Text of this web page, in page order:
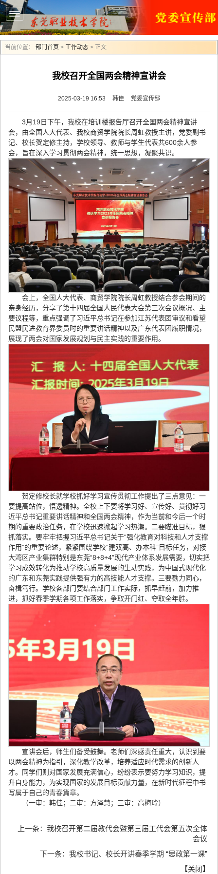
当前位置： 部门首页 > 工作动态 > 正文
我校召开全国两会精神宣讲会
2025-03-19 16:53 韩佳 党委宣传部
3月19日下午，我校在培训楼报告厅召开全国两会精神宣讲
会，由全国人大代表、我校商贸学院院长周虹教授主讲，党委副书
记、校长贺定修主持，学校领导、教师与学生代表共600余人参
会，旨在深入学习贯彻两会精神，统一思想，凝聚共识。
会上，全国人大代表、商贸学院院长周虹教授结合参会期间的
亲身经历，分享了第十四届全国人民代表大会第三次会议概况、主
要议程等，重点强调了习近平总书记在参加江苏代表团审议和看望
民盟民进教育界委员时的重要讲话精神以及广东代表团履职情况，
展现了两会对国家发展规划与民主实践的重要作用。
贺定修校长就学校抓好学习宣传贯彻工作提出了三点意见：一
要提高站位，悟透精神。全校上下要将学习好、宣传好、贯彻好习
近平总书记重要讲话精神和全国两会精神，作为当前和今后一个时
期的重要政治任务，在学校迅速掀起学习热潮。二要瞄准目标，狠
抓落实。要牢牢把握习近平总书记关于“强化教育对科技和人才支撑
作用”的重要论述，紧紧围绕学校“建双高、办本科”目标任务，对接
大湾区产业集群特别是东莞“8+8+4”现代产业体系发展需要，切实把
学习成效转化为推动学校高质量发展的生动实践，为中国式现代化
的广东和东莞实践提供强有力的高技能人才支撑。三要勠力同心，
奋楫笃行。学校各部门要结合部门工作实际，抓早赶前，加力推
进，抓好春季学期各项工作落实，争取开门红、夺取全年胜。
宣讲会后，师生们备受鼓舞。老师们深感责任重大，认识到要
以两会精神为指引，深化教学改革，培养适应时代需求的创新人
才。同学们则对国家发展充满信心，纷纷表示要努力学习知识，提
升自身能力，为实现国家的发展目标贡献力量，在新时代征程中书
写属于自己的青春篇章。
（一审：韩佳；二审：方泽慧；三审：高梅玲）
上一条： 我校召开第二届教代会暨第三届工代会第五次全体
会议
下一条： 我校书记、校长开讲春季学期 “思政第一课”
【关闭】